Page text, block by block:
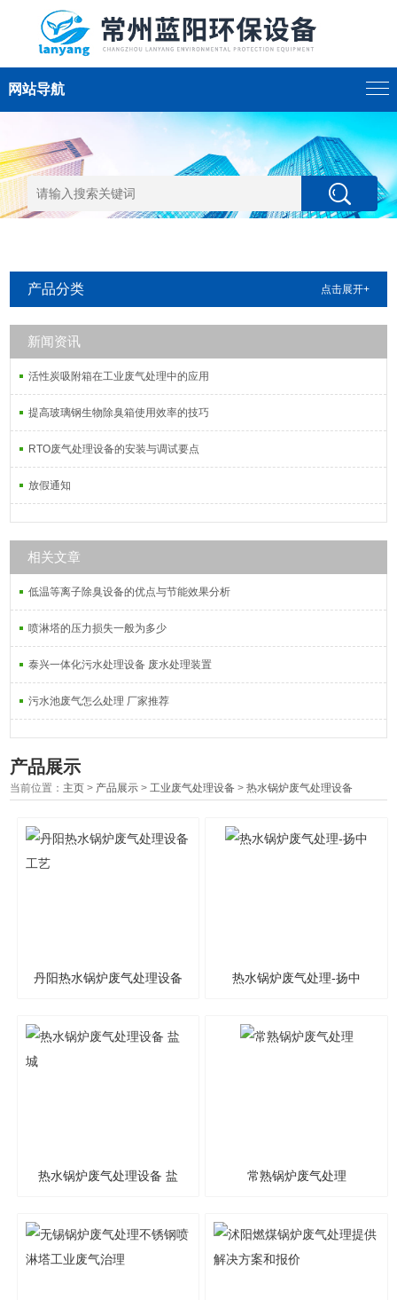
网站导航
产品分类 点击展开+
新闻资讯
活性炭吸附箱在工业废气处理中的应用
提高玻璃钢生物除臭箱使用效率的技巧
RTO废气处理设备的安装与调试要点
放假通知
相关文章
低温等离子除臭设备的优点与节能效果分析
喷淋塔的压力损失一般为多少
泰兴一体化污水处理设备 废水处理装置
污水池废气怎么处理 厂家推荐
产品展示
当前位置： 主页 > 产品展示 >工业废气处理设备 >热水锅炉废气处理设备
丹阳热水锅炉废气处理设备 热水锅炉废气处理-扬中
热水锅炉废气处理设备 盐 常熟锅炉废气处理